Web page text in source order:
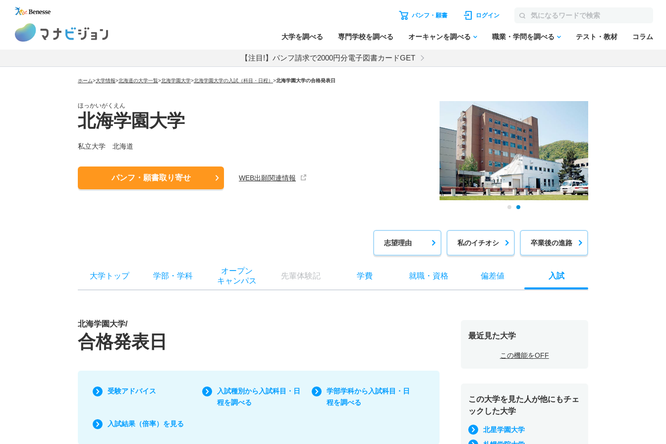
パンフ・願書 ログイン
大学を調べる 専門学校を調べる オーキャンを調べる 職業・学問を調べる テスト・教材 コラム
【注目!】パンフ請求で2000円分電子図書カードGET
ホーム>大学情報>北海道の大学一覧>北海学園大学>北海学園大学の入試（科目・日程） >北海学園大学の合格発表日
ほっかいがくえん
北海学園大学
私立大学 北海道
パンフ・願書取り寄せ WEB出願関連情報
志望理由 私のイチオシ 卒業後の進路
大学トップ 学部 ・ 学科
オープン
キャンパス
先輩体験記 学費 就職・ 資格 偏差値 入試
北海学園大学/
合格発表日
受験アドバイス
入試種別から入試科目・日
程を調べる
学部学科から入試科目・日
程を調べる
入試結果（倍率）を見る
最近見た大学
この機能をOFF
この大学を見た人が他にもチェ
ックした大学
北星学園大学